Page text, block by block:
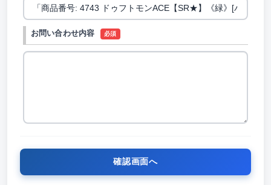
お問い合わせ内容 必須
確認画面へ